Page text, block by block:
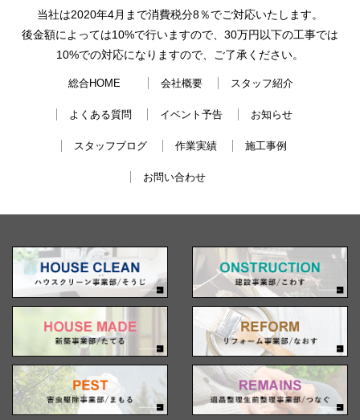
当社は2020年4月まで消費税分8％でご対応いたします。
後金額によっては10%で行いますので、30万円以下の工事では
10%での対応になりますので、ご了承ください。
総合HOME 会社概要 スタッフ紹介
よくある質問 イベント予告 お知らせ
スタッフブログ 作業実績 施工事例
お問い合わせ